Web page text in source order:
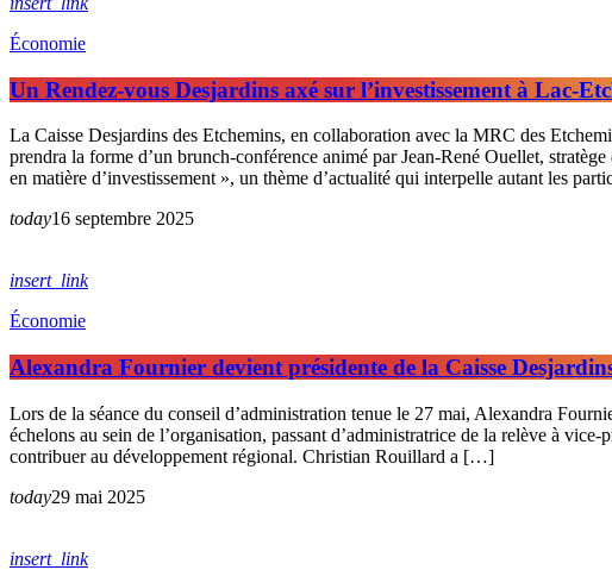
Économie
Un Rendez-vous Desjardins axé sur l’investissement à Lac-
La Caisse Desjardins des Etchemins, en collaboration avec la MRC des
prendra la forme d’un brunch-conférence animé par Jean-René Ouellet,
en matière d’investissement », un thème d’actualité qui interpelle autant les
today16 septembre 2025
insert_link
Économie
Alexandra Fournier devient présidente de la Caisse
Lors de la séance du conseil d’administration tenue le 27 mai, Alexandra
échelons au sein de l’organisation, passant d’administratrice de la relève à
contribuer au développement régional. Christian Rouillard a […]
today29 mai 2025
insert_link